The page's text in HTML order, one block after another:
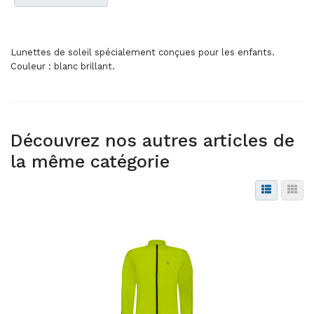
Lunettes de soleil spécialement conçues pour les enfants.
Couleur : blanc brillant.
Découvrez nos autres articles de
la même catégorie